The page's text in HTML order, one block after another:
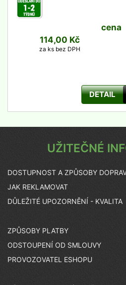
cena
114,00 Kč
za ks bez DPH
DETAIL
UŽITEČNÉ
DOSTUPNOST A ZPŮSOBY
JAK REKLAMOVAT
DŮLEŽITÉ UPOZORNĚNÍ - KVALITA
ZPŮSOBY PLATBY
ODSTOUPENÍ OD SMLOUVY
PROVOZOVATEL ESHOPU